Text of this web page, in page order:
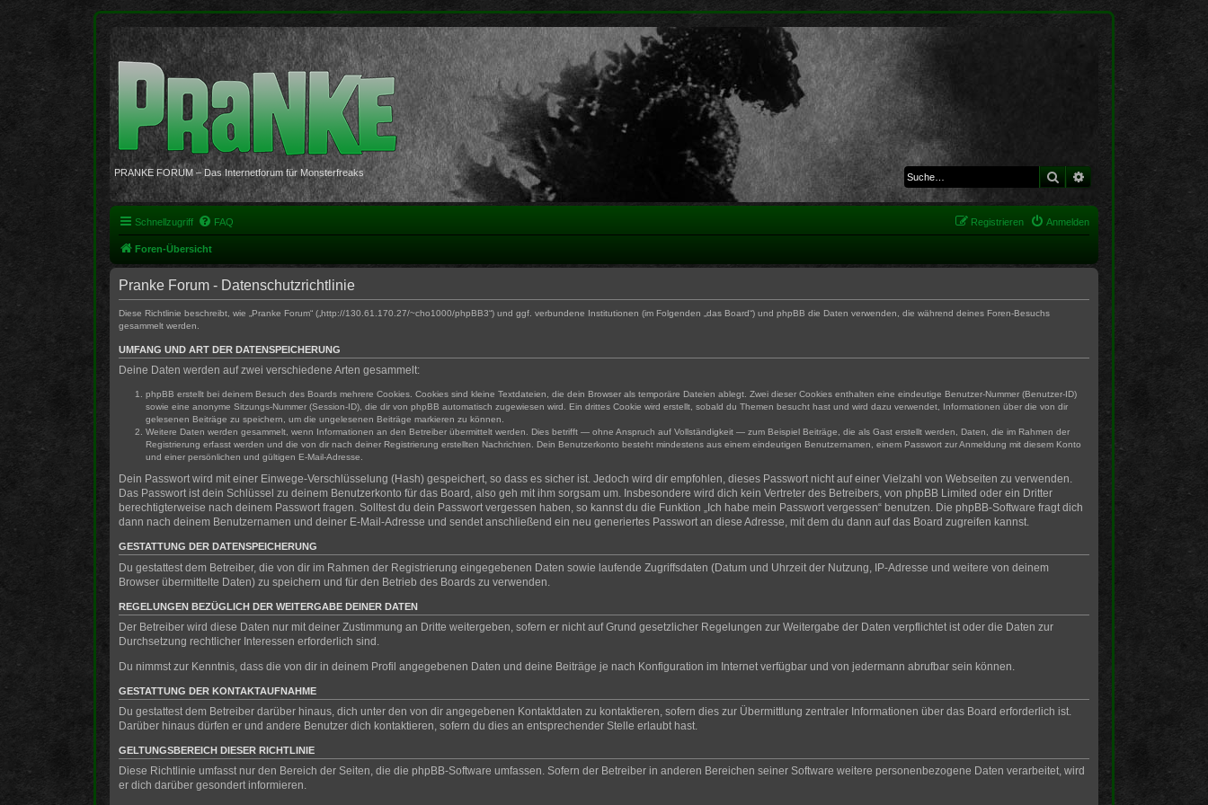
PRANKE FORUM – Das Internetforum für Monsterfreaks Suche Erweiterte Suche
Schnellzugriff FAQ Anmelden
Registrieren
Foren-Übersicht
Pranke Forum - Datenschutzrichtlinie
Diese Richtlinie beschreibt, wie „Pranke Forum“ („http://130.61.170.27/~cho1000/phpBB3“) und ggf. verbundene Institutionen (im Folgenden „das Board“) und phpBB die Daten verwenden, die während deines Foren-Besuchs
gesammelt werden.
UMFANG UND ART DER DATENSPEICHERUNG
Deine Daten werden auf zwei verschiedene Arten gesammelt:
phpBB erstellt bei deinem Besuch des Boards mehrere Cookies. Cookies sind kleine Textdateien, die dein Browser als temporäre Dateien ablegt. Zwei dieser Cookies enthalten eine eindeutige Benutzer-Nummer (Benutzer-ID)
sowie eine anonyme Sitzungs-Nummer (Session-ID), die dir von phpBB automatisch zugewiesen wird. Ein drittes Cookie wird erstellt, sobald du Themen besucht hast und wird dazu verwendet, Informationen über die von dir
gelesenen Beiträge zu speichern, um die ungelesenen Beiträge markieren zu können.
Weitere Daten werden gesammelt, wenn Informationen an den Betreiber übermittelt werden. Dies betrifft — ohne Anspruch auf Vollständigkeit — zum Beispiel Beiträge, die als Gast erstellt werden, Daten, die im Rahmen der
Registrierung erfasst werden und die von dir nach deiner Registrierung erstellten Nachrichten. Dein Benutzerkonto besteht mindestens aus einem eindeutigen Benutzernamen, einem Passwort zur Anmeldung mit diesem Konto
und einer persönlichen und gültigen E-Mail-Adresse.
Dein Passwort wird mit einer Einwege-Verschlüsselung (Hash) gespeichert, so dass es sicher ist. Jedoch wird dir empfohlen, dieses Passwort nicht auf einer Vielzahl von Webseiten zu verwenden.
Das Passwort ist dein Schlüssel zu deinem Benutzerkonto für das Board, also geh mit ihm sorgsam um. Insbesondere wird dich kein Vertreter des Betreibers, von phpBB Limited oder ein Dritter
berechtigterweise nach deinem Passwort fragen. Solltest du dein Passwort vergessen haben, so kannst du die Funktion „Ich habe mein Passwort vergessen“ benutzen. Die phpBB-Software fragt dich
dann nach deinem Benutzernamen und deiner E-Mail-Adresse und sendet anschließend ein neu generiertes Passwort an diese Adresse, mit dem du dann auf das Board zugreifen kannst.
GESTATTUNG DER DATENSPEICHERUNG
Du gestattest dem Betreiber, die von dir im Rahmen der Registrierung eingegebenen Daten sowie laufende Zugriffsdaten (Datum und Uhrzeit der Nutzung, IP-Adresse und weitere von deinem
Browser übermittelte Daten) zu speichern und für den Betrieb des Boards zu verwenden.
REGELUNGEN BEZÜGLICH DER WEITERGABE DEINER DATEN
Der Betreiber wird diese Daten nur mit deiner Zustimmung an Dritte weitergeben, sofern er nicht auf Grund gesetzlicher Regelungen zur Weitergabe der Daten verpflichtet ist oder die Daten zur
Durchsetzung rechtlicher Interessen erforderlich sind.
Du nimmst zur Kenntnis, dass die von dir in deinem Profil angegebenen Daten und deine Beiträge je nach Konfiguration im Internet verfügbar und von jedermann abrufbar sein können.
GESTATTUNG DER KONTAKTAUFNAHME
Du gestattest dem Betreiber darüber hinaus, dich unter den von dir angegebenen Kontaktdaten zu kontaktieren, sofern dies zur Übermittlung zentraler Informationen über das Board erforderlich ist.
Darüber hinaus dürfen er und andere Benutzer dich kontaktieren, sofern du dies an entsprechender Stelle erlaubt hast.
GELTUNGSBEREICH DIESER RICHTLINIE
Diese Richtlinie umfasst nur den Bereich der Seiten, die die phpBB-Software umfassen. Sofern der Betreiber in anderen Bereichen seiner Software weitere personenbezogene Daten verarbeitet, wird
er dich darüber gesondert informieren.